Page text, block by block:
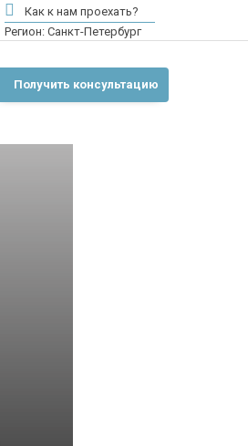
Как к нам проехать?
Регион: Санкт-Петербург
Получить консультацию